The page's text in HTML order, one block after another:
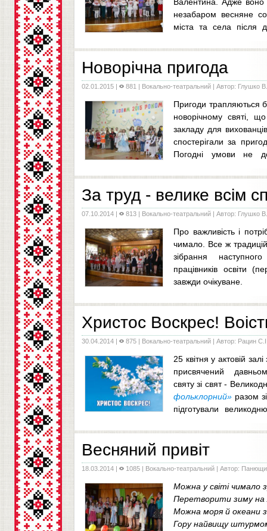
незабаром весняне
міста та села після
​Новорічна пригода
02.01.2015 | 881 | Вокально-театральний | Автор: Глушко
Пригоди трапляються
новорічному святі,
закладу для
спостерігали за
Погодні умови не
​За труд - велике всім
07.10.2014 | 813 | Вокально-театральний | Автор: Глушко
Про важливість і
чимало. Все ж
зібрання
працівників освіти
завжди очікуване.
По-свят...
Христос Воскрес!
30.04.2014 | 875 | Вокально-театральний | Автор: Рацин
25 квітня у актовій
присвячений
святу зі свят -
фольклорний» разом
підготували
Весняний привіт
18.03.2014 | 1085 | Вокально-театральний | Автор:
Можна у світі чимало
Перетворити зиму на
Можна моря й океани
Гору найвищу